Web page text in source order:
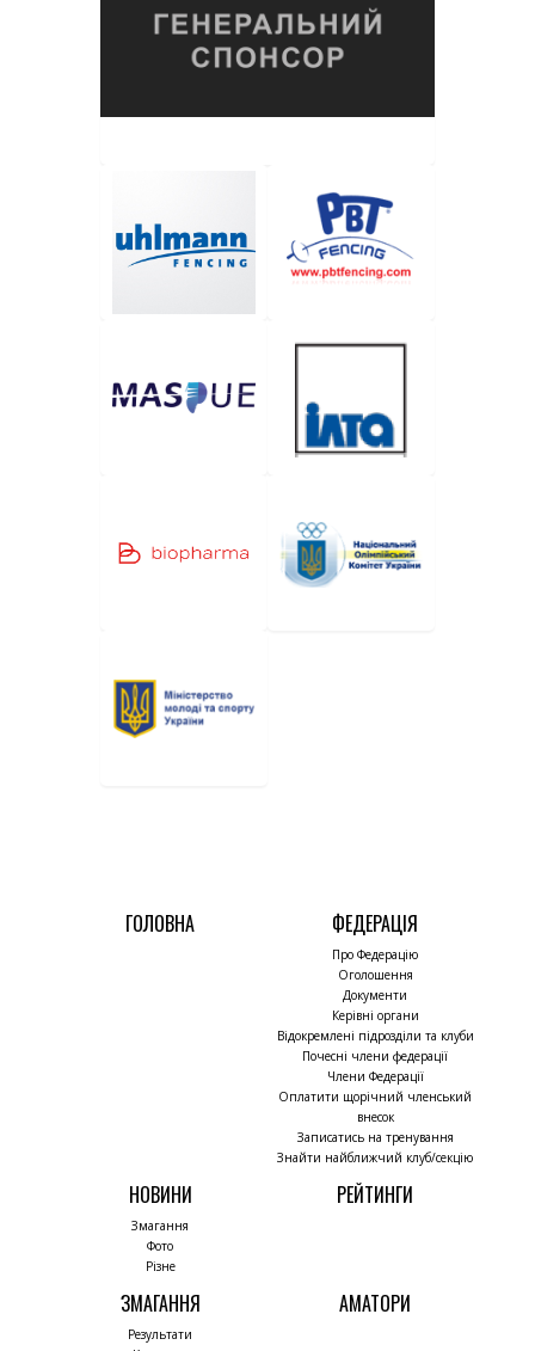
ГОЛОВНА ФЕДЕРАЦІЯ
Про Федерацію
Оголошення
Документи
Керівні органи
Відокремлені підрозділи та клуби
Почесні члени федерації
Члени Федерації
Оплатити щорічний членський
внесок
Записатись на тренування
Знайти найближчий клуб/секцію
НОВИНИ
Змагання
Фото
Різне
РЕЙТИНГИ
ЗМАГАННЯ
Результати
АМАТОРИ